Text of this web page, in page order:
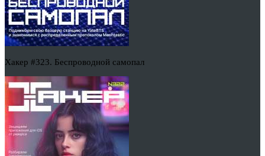
Хакер #323. Беспроводной самопал